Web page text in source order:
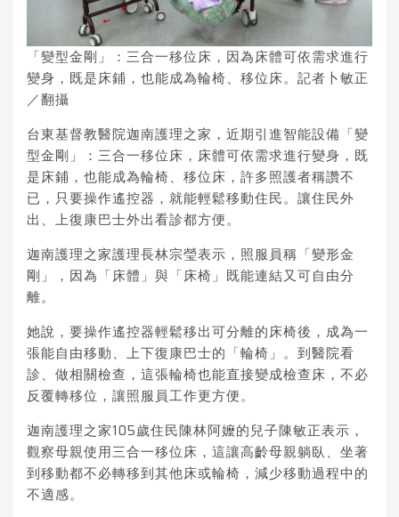
「變型金剛」：三合一移位床，因為床體可依需求進行
變身，既是床鋪，也能成為輪椅、移位床。記者卜敏正
／翻攝
台東基督教醫院迦南護理之家，近期引進智能設備「變
型金剛」：三合一移位床，床體可依需求進行變身，既
是床鋪，也能成為輪椅、移位床，許多照護者稱讚不
已，只要操作遙控器，就能輕鬆移動住民。讓住民外
出、上復康巴士外出看診都方便。
迦南護理之家護理長林宗瑩表示， 照服員稱「變形金
剛」，因為「床體」與「床椅」既能連結又可自由分
離。
她說，要操作遙控器輕鬆移出可分離的床椅後，成為一
張能自由移動、上下復康巴士的「輪椅」。到醫院看
診、做相關檢查，這張輪椅也能直接變成檢查床，不必
反覆轉移位，讓照服員工作更方便。
迦南護理之家105歲住民陳林阿嬤的兒子陳敏正表示，
觀察母親使用三合一移位床，這讓高齡母親躺臥、坐著
到移動都不必轉移到其他床或輪椅，減少移動過程中的
不適感。